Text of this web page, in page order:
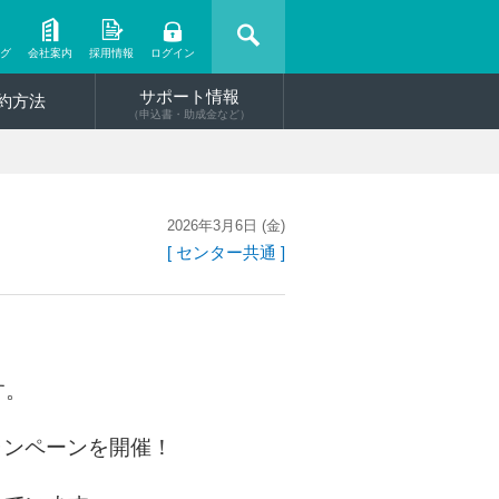
会社案内 採用情報 ログイン
方法 サポート情報
（申込書・助成金など）
2026年3月6日 (金)
[ センター共通 ]
ペーンを開催！